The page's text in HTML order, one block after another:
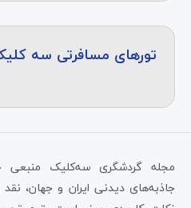
تورهای مسافرتی سه
مجله گردشگری سه‌کلیک منبعی
جاذبه‌های دیدنی ایران و جهان،